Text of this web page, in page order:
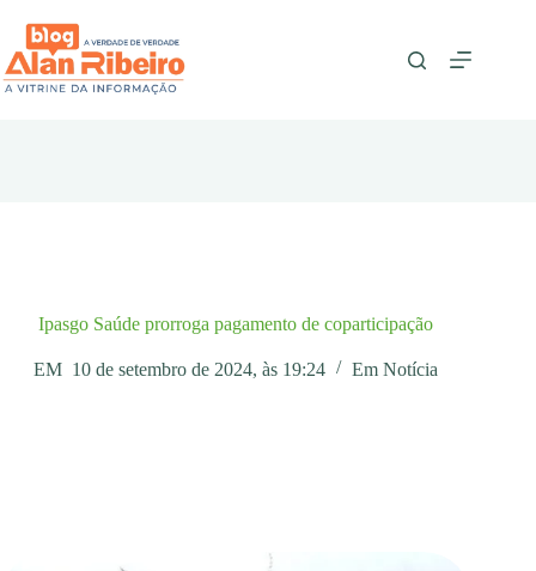
para
conteúdo
Ipasgo Saúde prorroga pagamento de coparticipação
EM 10 de setembro de 2024, às 19:24 Em Notícia